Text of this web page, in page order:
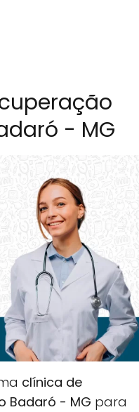
- MG
clínica de
Badaró - MG para